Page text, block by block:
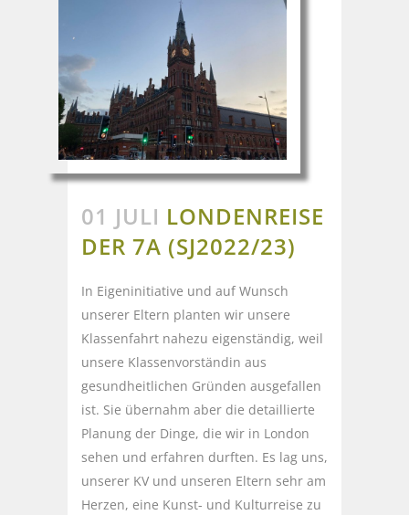
01 JULI LONDENREISE
DER 7A (SJ2022/23)
In Eigeninitiative und auf Wunsch
unserer Eltern planten wir unsere
Klassenfahrt nahezu eigenständig, weil
unsere Klassenvorständin aus
gesundheitlichen Gründen ausgefallen
ist. Sie übernahm aber die detaillierte
Planung der Dinge, die wir in London
sehen und erfahren durften. Es lag uns,
unserer KV und unseren Eltern sehr am
Herzen, eine Kunst- und Kulturreise zu